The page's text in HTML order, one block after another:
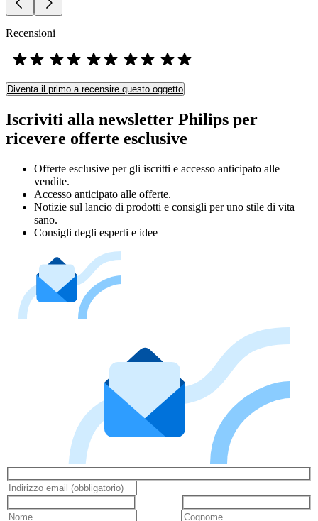
Recensioni
Diventa il primo a recensire questo oggetto
Iscriviti alla newsletter Philips per
ricevere offerte esclusive
Offerte esclusive per gli iscritti e accesso anticipato alle
vendite.
Accesso anticipato alle offerte.
Notizie sul lancio di prodotti e consigli per uno stile di vita
sano.
Consigli degli esperti e idee